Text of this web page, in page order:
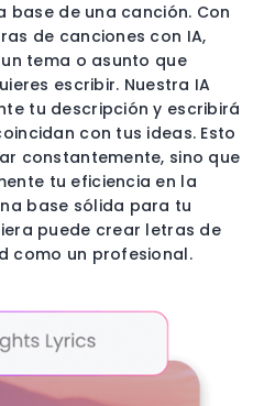
base de una canción. Con
de canciones con IA,
tema o asunto que
escribir. Nuestra IA
tu descripción y escribirá
con tus ideas. Esto
constantemente, sino que
tu eficiencia en la
base sólida para tu
puede crear letras de
como un profesional.